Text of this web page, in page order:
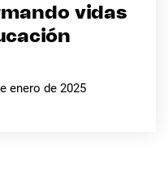
vidas
enero de 2025